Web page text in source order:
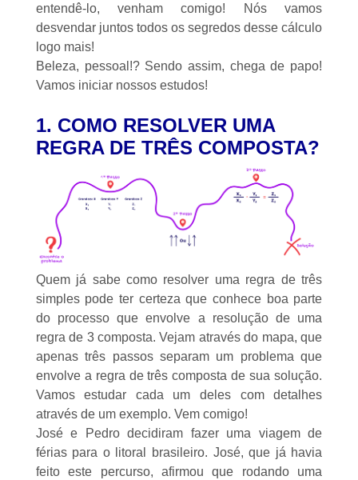
entendê-lo, venham comigo! Nós vamos
desvendar juntos todos os segredos desse cálculo
logo mais!
Beleza, pessoal!? Sendo assim, chega de papo!
Vamos iniciar nossos estudos!
1. COMO RESOLVER UMA
REGRA DE TRÊS COMPOSTA?
Quem já sabe como resolver uma regra de três
simplespode ter certeza que conhece boa parte
do processo que envolve a resolução de uma
regra de 3 composta. Vejam através do mapa, que
apenas três passos separam um problema que
envolve a regra de três composta de sua solução.
Vamos estudar cada um deles com detalhes
através de um exemplo. Vem comigo!
José e Pedro decidiram fazer uma viagem de
férias para o litoral brasileiro. José, que já havia
feito este percurso, afirmou que rodando uma